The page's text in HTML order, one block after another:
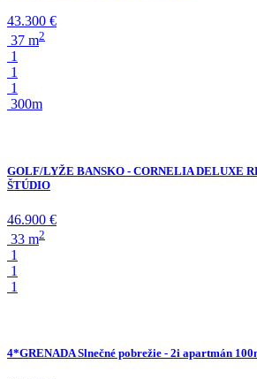
43.300 €
37 m2
1
1
1
300m
GOLF/LYŽE BANSKO - CORNELIA DELUXE
ŠTÚDIO
46.900 €
33 m2
1
1
1
4*GRENADA Slnečné pobrežie - 2i apartmán